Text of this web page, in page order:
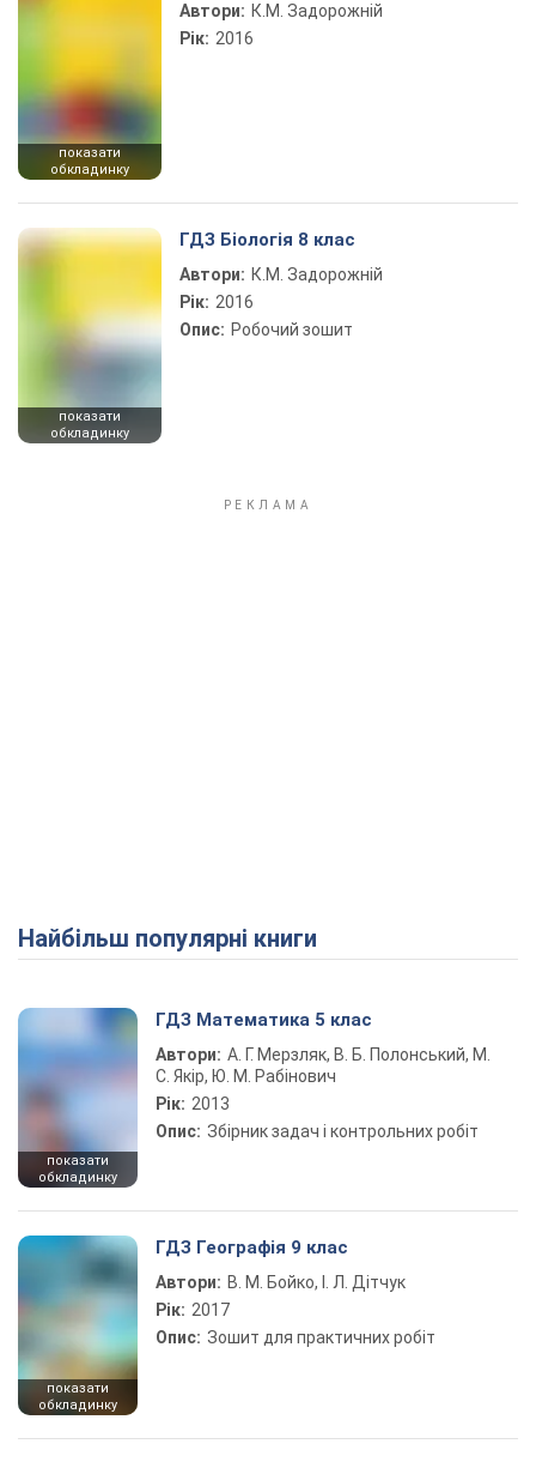
показати
обкладинку
Автори: К.М. Задорожній
Рік: 2016
показати
обкладинку
ГДЗ Біологія 8 клас
Автори: К.М. Задорожній
Рік: 2016
Опис: Робочий зошит
Найбільш популярні книги
показати
обкладинку
ГДЗ Математика 5 клас
Автори: А. Г. Мерзляк, В. Б. Полонський, М.
С. Якір, Ю. М. Рабінович
Рік: 2013
Опис: Збірник задач і контрольних робіт
показати
обкладинку
ГДЗ Географія 9 клас
Автори: В. М. Бойко, І. Л. Дітчук
Рік: 2017
Опис: Зошит для практичних робіт